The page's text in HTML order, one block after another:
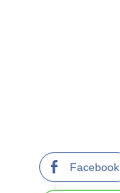
Facebook